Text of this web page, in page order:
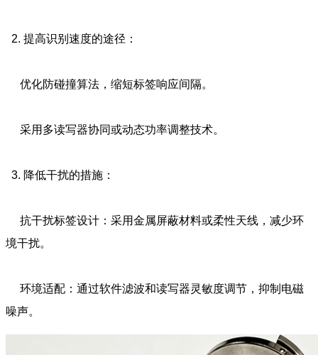
2. 提高识别速度的途径：
优化防碰撞算法，缩短标签响应间隔。
采用多读写器协同或动态功率调整技术。
3. 降低干扰的措施：
抗干扰标签设计：采用金属屏蔽材料或柔性天线，减少环
境干扰。
环境适配：通过软件滤波和读写器灵敏度调节，抑制电磁
噪声。